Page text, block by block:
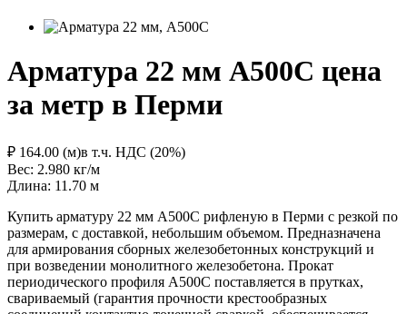
Арматура 22 мм А500С цена
за метр в Перми
₽ 164.00 (м)в т.ч. НДС (20%)
Вес: 2.980 кг/м
Длина: 11.70 м
Купить арматуру 22 мм А500С рифленую в Перми с резкой по
размерам, с доставкой, небольшим объемом. Предназначена
для армирования сборных железобетонных конструкций и
при возведении монолитного железобетона. Прокат
периодического профиля А500С поставляется в прутках,
свариваемый (гарантия прочности крестообразных